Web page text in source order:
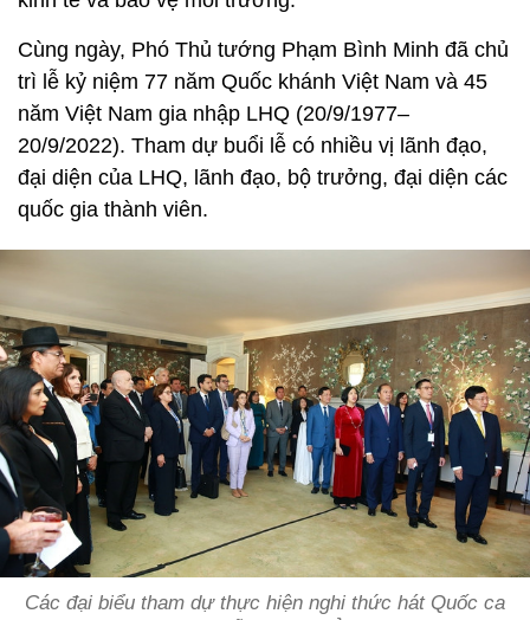
Cùng ngày, Phó Thủ tướng Phạm Bình Minh đã chủ
trì lễ kỷ niệm 77 năm Quốc khánh Việt Nam và 45
năm Việt Nam gia nhập LHQ (20/9/1977–
20/9/2022). Tham dự buổi lễ có nhiều vị lãnh đạo,
đại diện của LHQ, lãnh đạo, bộ trưởng, đại diện các
quốc gia thành viên.
Các đại biểu tham dự thực hiện nghi thức hát Quốc ca